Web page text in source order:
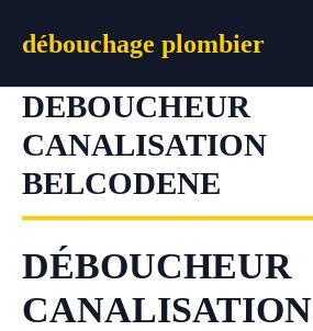
débouchage plombier
DEBOUCHEUR
CANALISATION
BELCODENE
DÉBOUCHEUR
CANALISATION